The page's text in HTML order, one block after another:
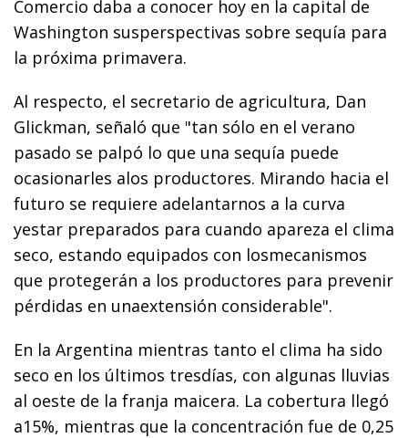
Comercio daba a conocer hoy en la capital de
Washington susperspectivas sobre sequía para
la próxima primavera.
Al respecto, el secretario de agricultura, Dan
Glickman, señaló que "tan sólo en el verano
pasado se palpó lo que una sequía puede
ocasionarles alos productores. Mirando hacia el
futuro se requiere adelantarnos a la curva
yestar preparados para cuando apareza el clima
seco, estando equipados con losmecanismos
que protegerán a los productores para prevenir
pérdidas en unaextensión considerable".
En la Argentina mientras tanto el clima ha sido
seco en los últimos tresdías, con algunas lluvias
al oeste de la franja maicera. La cobertura llegó
a15%, mientras que la concentración fue de 0,25